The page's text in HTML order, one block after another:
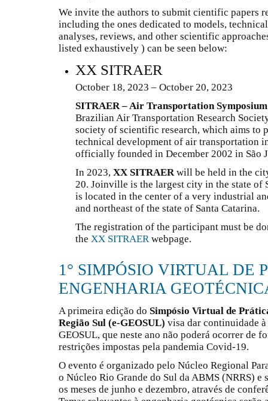
We invite the authors to submit cientific papers
including the ones dedicated to models,
analyses, reviews, and other scientific
listed exhaustively ) can be seen below:
XX SITRAER
October 18, 2023 – October 20, 2023
SITRAER – Air Transportation Symposium
Brazilian Air Transportation Research
society of scientific research, which aims to
technical development of air transportation
officially founded in December 2002 in São
In 2023, XX SITRAERwill be held in the
20. Joinville is the largest city in the state of
is located in the center of a very industrial
and northeast of the state of Santa Catarina.
The registration of the participant must be
the XX SITRAERwebpage.
1° SIMPÓSIO VIRTUAL DE
ENGENHARIA
A primeira edição do Simpósio Virtual de
Região Sul (e-GEOSUL) visa dar continuidade
GEOSUL, que neste ano não poderá ocorrer de
restrições impostas pela pandemia Covid-19.
O evento é organizado pelo Núcleo Regional
o Núcleo Rio Grande do Sul da ABMS (NRRS) e
os meses de junho e dezembro, através de